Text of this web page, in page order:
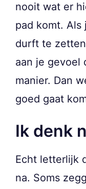
nooit wat er
pad komt.
durft te
aan je gevoel
manier. Dan
goed gaat
Ik denk
Echt letterlijk
na. Soms